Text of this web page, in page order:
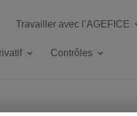
Travailler avec l’AGEFICE
Contrôles